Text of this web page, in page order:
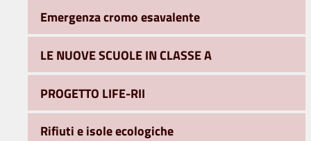
Emergenza cromo esavalente
LE NUOVE SCUOLE IN CLASSE A
PROGETTO LIFE-RII
Rifiuti e isole ecologiche